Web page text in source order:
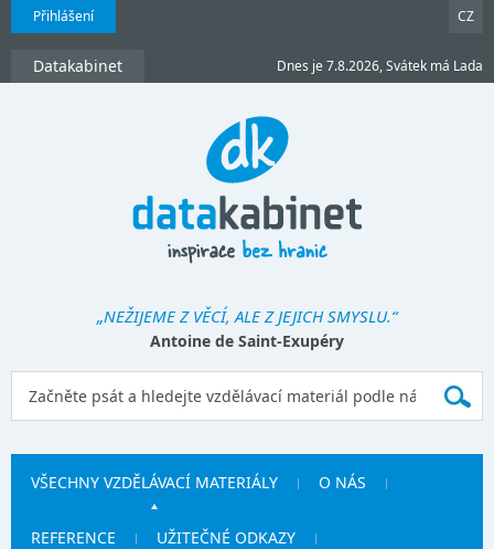
Přihlášení CZ
Datakabinet Dnes je 7.8.2026, Svátek má Lada
„NEŽIJEME Z VĚCÍ, ALE Z JEJICH SMYSLU.“
Antoine de Saint-Exupéry
VŠECHNY VZDĚLÁVACÍ MATERIÁLY O NÁS
REFERENCE UŽITEČNÉ ODKAZY